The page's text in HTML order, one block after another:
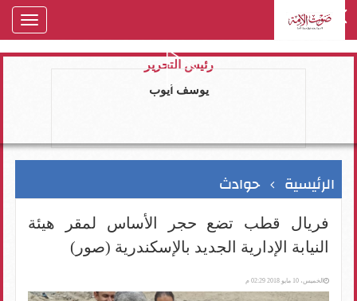
رئيس التحرير
يوسف ايوب
الرئيسية حوادث
فريال قطب تضع حجر الأساس لمقر هيئة
النيابة الإدارية الجديد بالإسكندرية (صور)
الخميس، 10 مايو 2018 02:29 م